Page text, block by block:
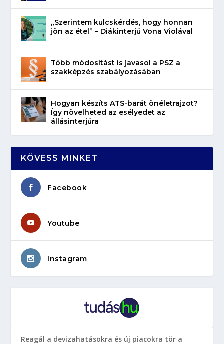
„Szerintem kulcskérdés, hogy honnan
jön az étel” – Diákinterjú Vona Violával
Több módosítást is javasol a PSZ a
szakképzés szabályozásában
Hogyan készíts ATS-barát önéletrajzot?
Így növelheted az esélyedet az
állásinterjúra
KÖVESS MINKET
Facebook
Youtube
Instagram
Reagál a devizahatásokra és új piacokra tör a